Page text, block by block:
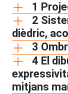
1
2
dièdric,
3
4 El
mitjans